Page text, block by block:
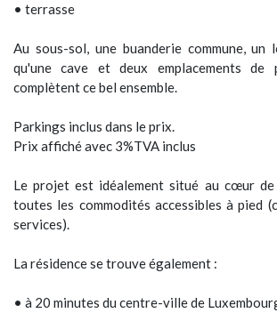
• terrasse
Au sous-sol, une buanderie commune, un
qu'une cave et deux emplacements de
complètent ce bel ensemble.
Parkings inclus dans le prix.
Prix affiché avec 3%TVA inclus
Le projet est idéalement situé au cœur de
toutes les commodités accessibles à pied
services).
La résidence se trouve également :
• à 20 minutes du centre-ville de